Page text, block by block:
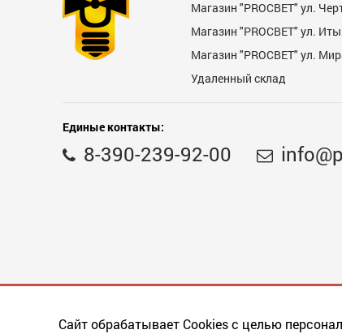
Сайт обрабатывает Cookies с целью
Магазин "PROCBET" ул.
Магазин "PROCBET" ул.
Магазин "PROСВЕТ" ул.
Удаленный склад
Единые контакты:
8-390-239-92-00